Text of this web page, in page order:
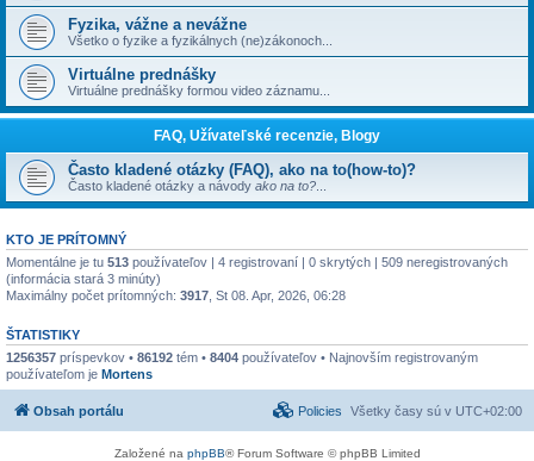
Fyzika, vážne a nevážne
Všetko o fyzike a fyzikálnych (ne)zákonoch...
Virtuálne prednášky
Virtuálne prednášky formou video záznamu...
FAQ, Užívateľské recenzie, Blogy
Často kladené otázky (FAQ), ako na to(how-to)?
Často kladené otázky a návody ako na to?
KTO JE PRÍTOMNÝ
Momentálne je tu 513 používateľov | 4 registrovaní | 0 skrytých | 509 neregistrovaných
(informácia stará 3 minúty)
Maximálny počet prítomných: 3917 , St 08. Apr, 2026, 06:28
ŠTATISTIKY
1256357 príspevkov • 86192 tém • 8404 používateľov • Najnovším registrovaným
používateľom je Mortens
Obsah portálu Všetky časy sú v UTC+02:00
Policies
Založené na phpBB® Forum Software © phpBB Limited